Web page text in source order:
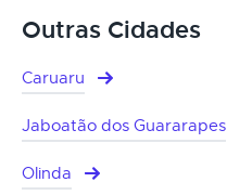
Outras Cidades
Caruaru
Jaboatão dos Guararapes
Olinda